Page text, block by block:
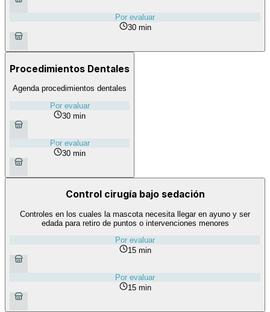
Por evaluar
30 min
Procedimientos Dentales
Agenda procedimientos dentales
Por evaluar
30 min
Por evaluar
30 min
Control cirugía bajo sedación
Controles en los cuales la mascota necesita llegar en ayuno y ser
edada para retiro de puntos o intervenciones menores
Por evaluar
15 min
Por evaluar
15 min